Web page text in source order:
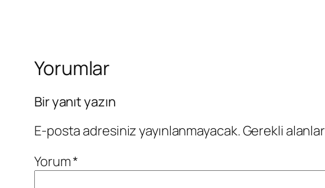
Yorumlar
Bir yanıt yazın
E-posta adresiniz yayınlanmayacak.Gerekli alanlar
Yorum*